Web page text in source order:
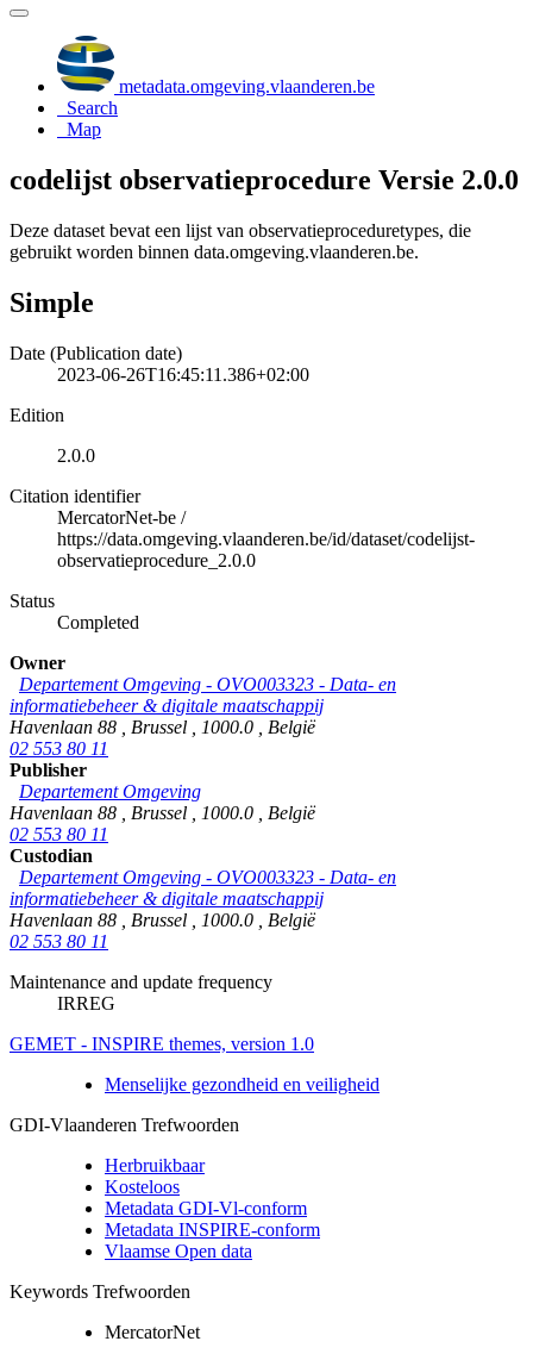
metadata.omgeving.vlaanderen.be
Search
Map
codelijst observatieprocedure Versie 2.0.0
Deze dataset bevat een lijst van observatieproceduretypes, die
gebruikt worden binnen data.omgeving.vlaanderen.be.
Simple
Date (Publication date)
2023-06-26T16:45:11.386+02:00
Edition
2.0.0
Citation identifier
MercatorNet-be /
https://data.omgeving.vlaanderen.be/id/dataset/codelijst-
observatieprocedure_2.0.0
Status
Completed
Owner
Departement Omgeving - OVO003323 - Data- en
informatiebeheer & digitale maatschappij
Havenlaan 88
Brussel 1000.0
België
02 553 80 11
Publisher
Departement Omgeving
Havenlaan 88
Brussel 1000.0
België
02 553 80 11
Custodian
Departement Omgeving - OVO003323 - Data- en
informatiebeheer & digitale maatschappij
Havenlaan 88
Brussel 1000.0
België
02 553 80 11
Maintenance and update frequency
IRREG
GEMET - INSPIRE themes, version 1.0
Menselijke gezondheid en veiligheid
GDI-Vlaanderen Trefwoorden
Herbruikbaar
Kosteloos
Metadata GDI-Vl-conform
Metadata INSPIRE-conform
Vlaamse Open data
Keywords Trefwoorden
MercatorNet